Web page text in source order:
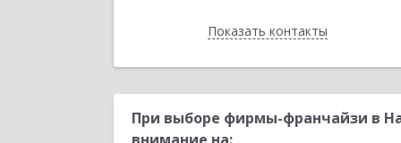
Показать контакты
Назад
При выборе фирмы-франчайзи в